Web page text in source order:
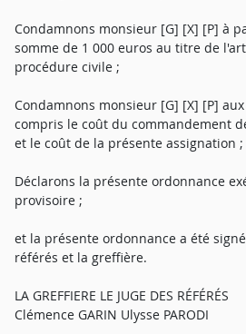
Condamnons monsieur [G] [X] [P] à
somme de 1 000 euros au titre de
procédure civile ;
Condamnons monsieur [G] [X] [P]
compris le coût du commandement
et le coût de la présente assignation ;
Déclarons la présente ordonnance
provisoire ;
et la présente ordonnance a été
référés et la greffière.
LA GREFFIERE LE JUGE DES RÉFÉRÉS
Clémence GARIN Ulysse PARODI